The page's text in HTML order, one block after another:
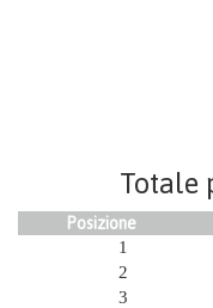
Totale
Posizione
1
2
3